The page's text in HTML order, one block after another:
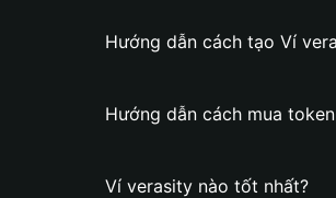
Hướng dẫn cách tạo Ví
Hướng dẫn cách mua
Ví verasity nào tốt nhất?